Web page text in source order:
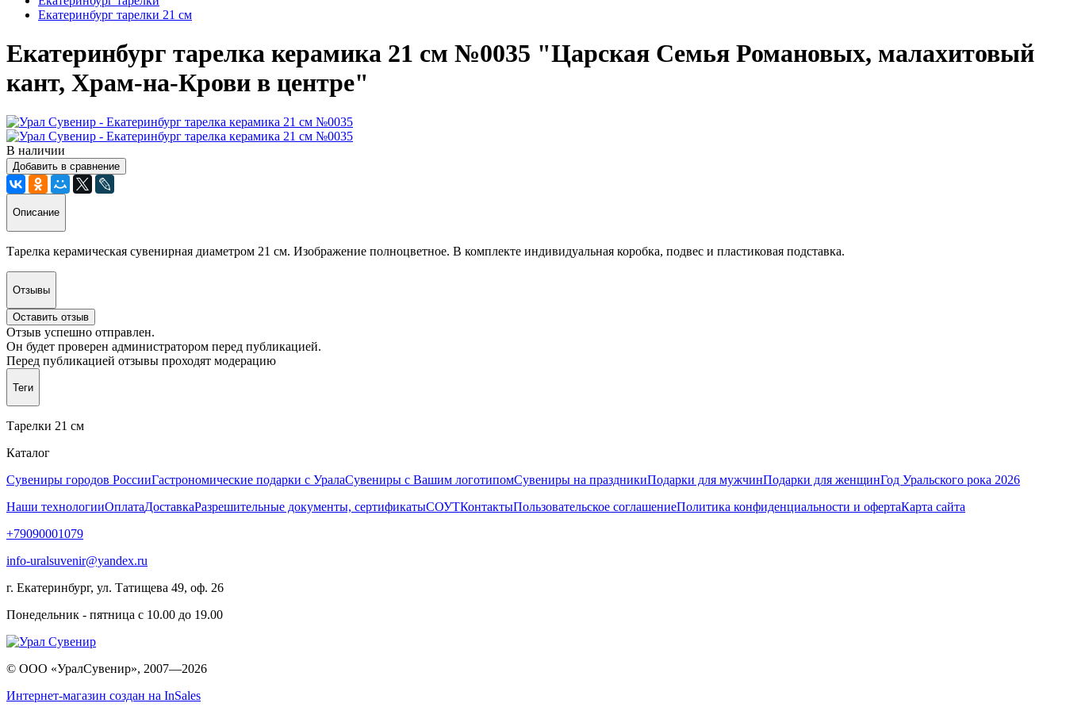
Екатеринбург тарелки 21 см
Екатеринбург тарелка керамика 21 см №0035 "Царская Семья Романовых, малахитовый
кант, Храм-на-Крови в центре"
В наличии
Добавить в сравнение
Описание
Тарелка керамическая сувенирная диаметром 21 см. Изображение полноцветное. В комплекте индивидуальная коробка, подвес и пластиковая подставка.
Отзывы
Оставить отзыв
Отзыв успешно отправлен.
Он будет проверен администратором перед публикацией.
Перед публикацией отзывы проходят модерацию
Теги
Тарелки 21 см
Каталог
Сувениры городов РоссииГастрономические подарки с УралаСувениры с Вашим логотипомСувениры на праздникиПодарки для мужчинПодарки для женщинГод Уральского рока 2026
Наши технологииОплатаДоставкаРазрешительные документы, сертификатыСОУТКонтактыПользовательское соглашениеПолитика конфиденциальности и офертаКарта сайта
+79090001079
info-uralsuvenir@yandex.ru
г. Екатеринбург, ул. Татищева 49, оф. 26
Понедельник - пятница с 10.00 до 19.00
© ООО «УралСувенир», 2007—2026
Интернет-магазин создан на InSales